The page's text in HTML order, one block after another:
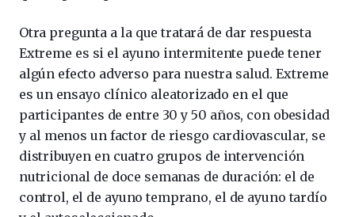
Otra pregunta a la que tratará de dar respuesta
Extreme es si el ayuno intermitente puede tener
algún efecto adverso para nuestra salud. Extreme
es un ensayo clínico aleatorizado en el que
participantes de entre 30 y 50 años, con obesidad
y al menos un factor de riesgo cardiovascular, se
distribuyen en cuatro grupos de intervención
nutricional de doce semanas de duración: el de
control, el de ayuno temprano, el de ayuno tardío